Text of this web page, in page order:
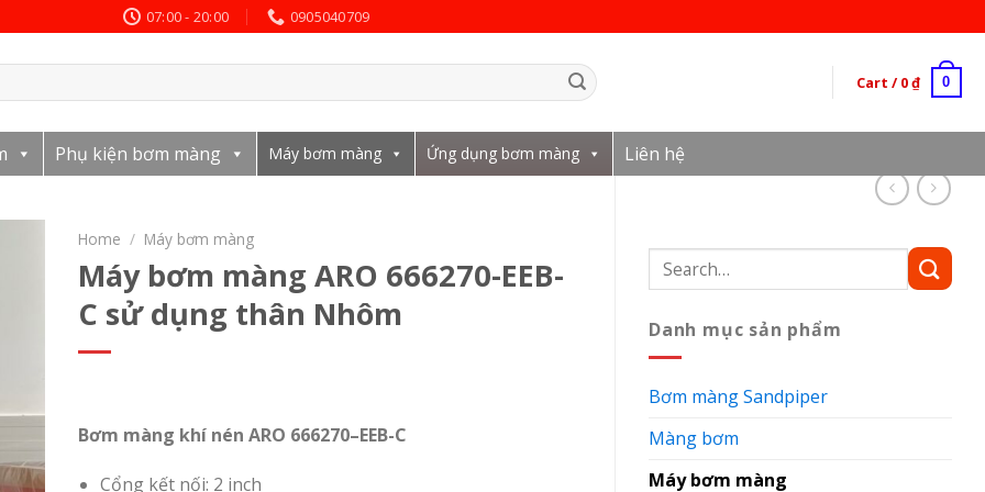
07:00 - 20:00 0905040709
Cart / 0₫ 0
Phụ kiện bơm màng Máy bơm màng Ứng dụng bơm màng Liên hệ
Search
for:
Danh mục sản phẩm
Bơm màng Sandpiper
Màng bơm
Máy bơm màng
Home / Máy bơm màng
Máy bơm màng ARO 666270-EEB-
C sử dụng thân Nhôm
Bơm màng khí nén ARO 666270–EEB-C
Cổng kết nối: 2 inch